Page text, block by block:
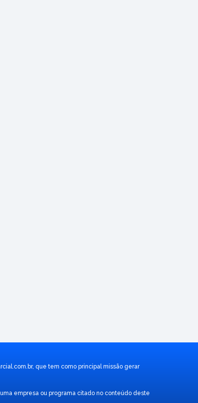
, que tem como principal missão gerar
empresa ou programa citado no conteúdo deste